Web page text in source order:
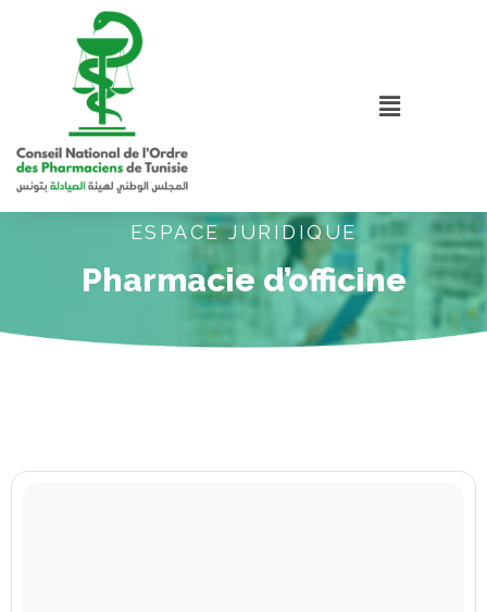
ESPACE JURIDIQUE
Pharmacie d’officine